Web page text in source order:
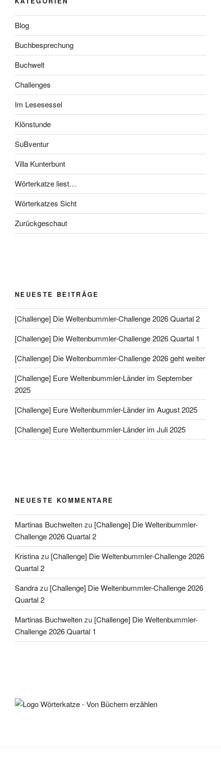
Blog
Buchbesprechung
Buchwelt
Challenges
Im Lesesessel
Klönstunde
SuBventur
Villa Kunterbunt
Wörterkatze liest…
Wörterkatzes Sicht
Zurückgeschaut
NEUESTE BEITRÄGE
[Challenge] Die Weltenbummler-Challenge 2026 Quartal 2
[Challenge] Die Weltenbummler-Challenge 2026 Quartal 1
[Challenge] Die Weltenbummler-Challenge 2026 geht weiter
[Challenge] Eure Weltenbummler-Länder im September
2025
[Challenge] Eure Weltenbummler-Länder im August 2025
[Challenge] Eure Weltenbummler-Länder im Juli 2025
NEUESTE KOMMENTARE
Martinas Buchweltenzu [Challenge] Die Weltenbummler-
Challenge 2026 Quartal 2
Kristinazu [Challenge] Die Weltenbummler-Challenge 2026
Quartal 2
Sandrazu [Challenge] Die Weltenbummler-Challenge 2026
Quartal 2
Martinas Buchweltenzu [Challenge] Die Weltenbummler-
Challenge 2026 Quartal 1